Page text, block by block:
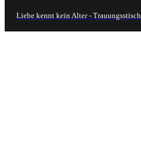
Liebe kennt kein Alter - Trauungsstisch